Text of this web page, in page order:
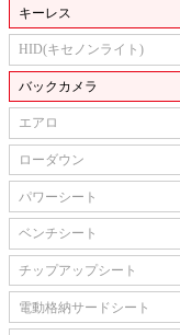
キーレス
HID(キセノンライト)
バックカメラ
エアロ
ローダウン
パワーシート
ベンチシート
チップアップシート
電動格納サードシート